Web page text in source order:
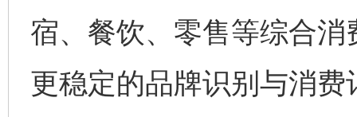
宿、餐饮、零售等综合
更稳定的品牌识别与消